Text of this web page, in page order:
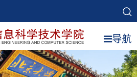
导航